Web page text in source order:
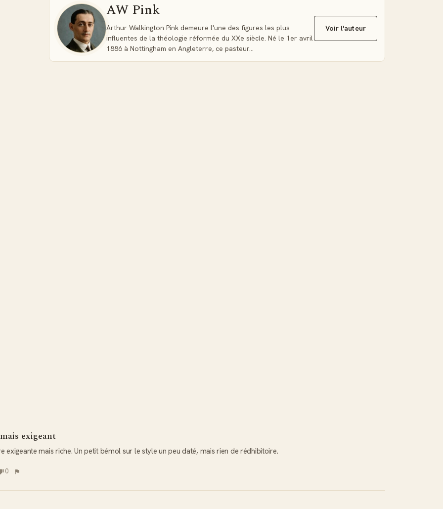
AW Pink
Arthur Walkington Pink demeure l'une des figures les plus
influentes de la théologie réformée du XXe siècle. Né le 1er avril
1886 à Nottingham en Angleterre, ce pasteur…
Voir l'auteur
exigeant
exigeante mais riche. Un petit bémol sur le style un peu daté, mais rien de rédhibitoire.
0